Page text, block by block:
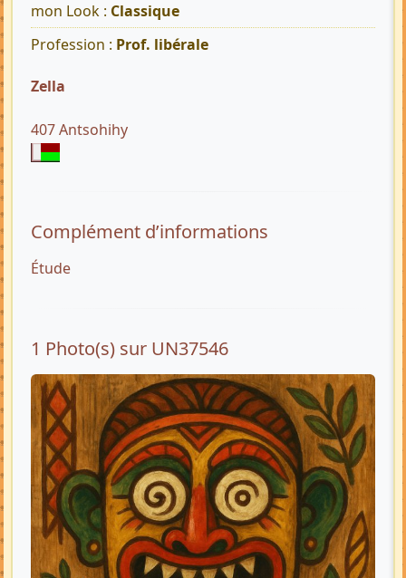
mon Look : Classique
Profession : Prof. libérale
Zella
407 Antsohihy
Complément d’informations
Étude
1 Photo(s) sur UN37546